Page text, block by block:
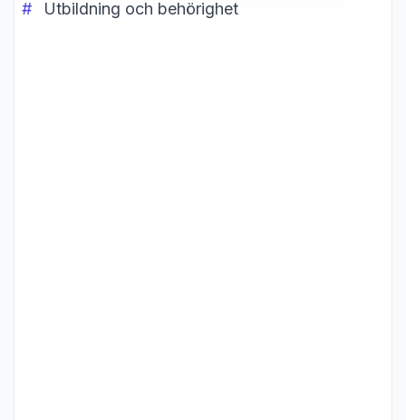
Utbildning och behörighet